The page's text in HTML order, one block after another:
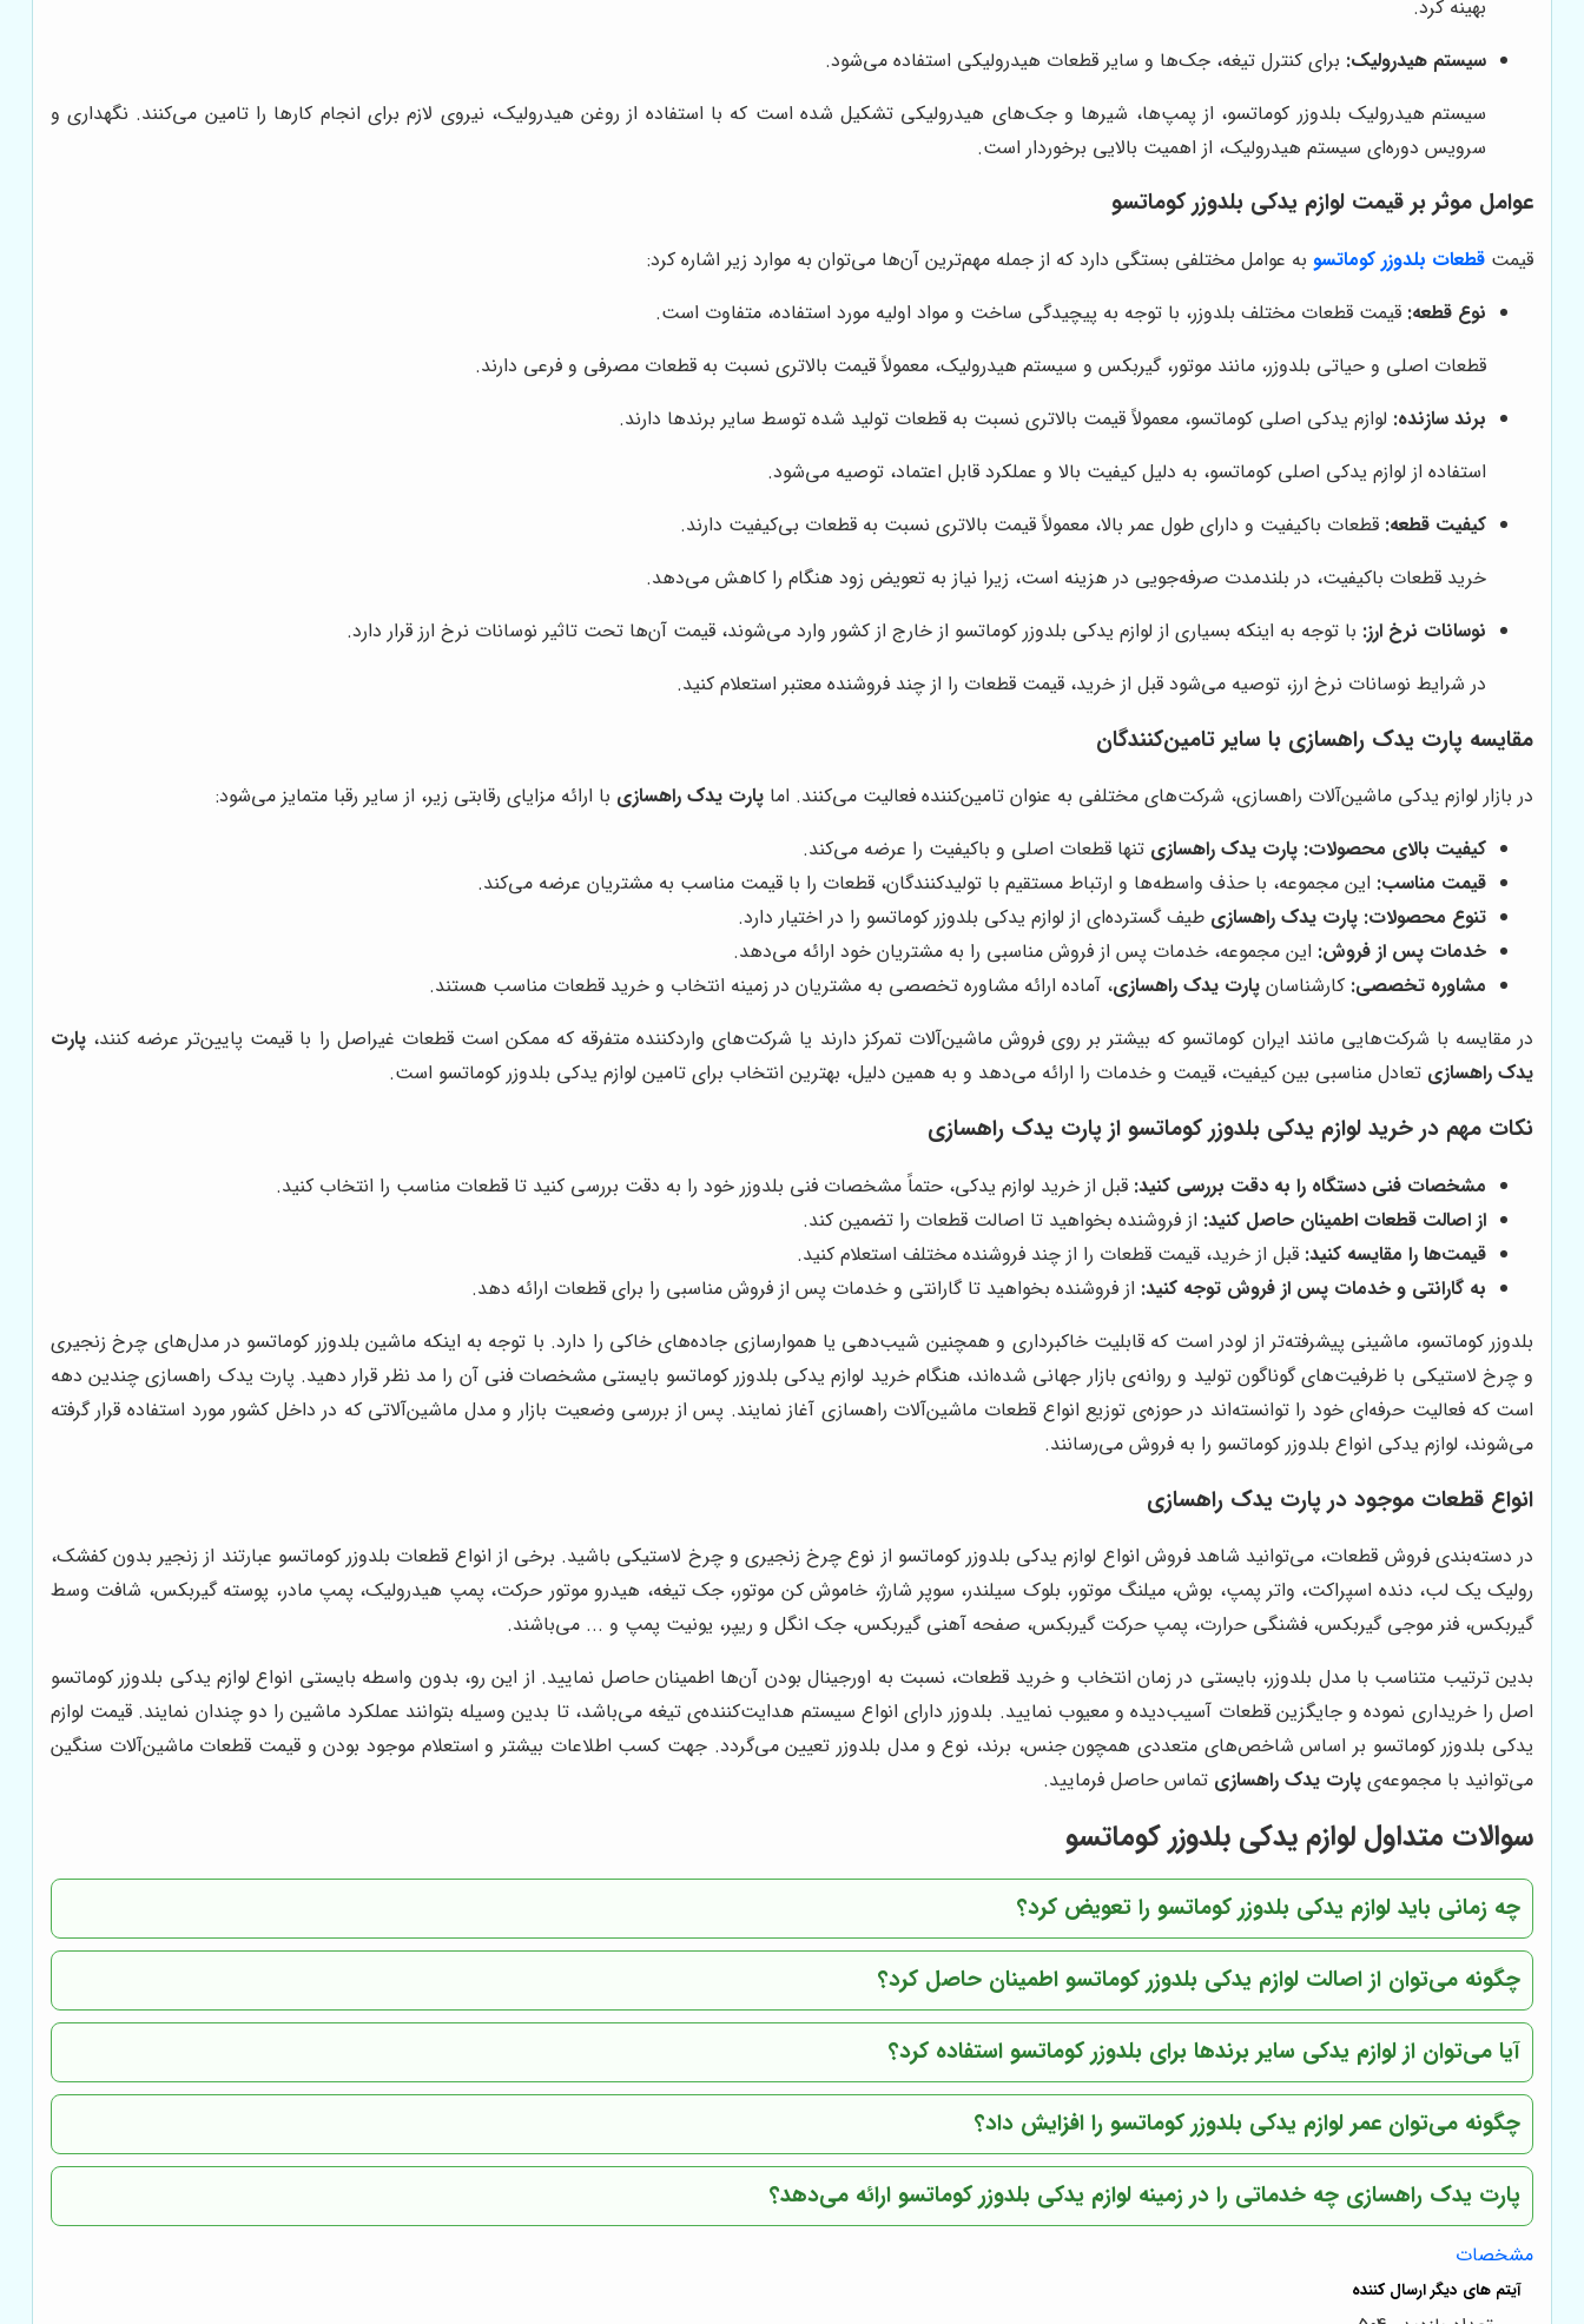
بهینه کرد.
سیستم هیدرولیک: برای کنترل تیغه، جک‌ها و سایر قطعات هیدرولیکی استفاده می‌شود.
سیستم هیدرولیک بلدوزر کوماتسو، از پمپ‌ها، شیرها و جک‌های هیدرولیکی تشکیل شده است که با استفاده از روغن هیدرولیک، نیروی لازم برای انجام کارها را تامین می‌کنند. نگهداری و
سرویس دوره‌ای سیستم هیدرولیک، از اهمیت بالایی برخوردار است.
عوامل موثر بر قیمت لوازم یدکی بلدوزر کوماتسو
قیمت قطعات بلدوزر کوماتسوبه عوامل مختلفی بستگی دارد که از جمله مهم‌ترین آن‌ها می‌توان به موارد زیر اشاره کرد:
نوع قطعه: قیمت قطعات مختلف بلدوزر، با توجه به پیچیدگی ساخت و مواد اولیه مورد استفاده، متفاوت است.
قطعات اصلی و حیاتی بلدوزر، مانند موتور، گیربکس و سیستم هیدرولیک، معمولاً قیمت بالاتری نسبت به قطعات مصرفی و فرعی دارند.
برند سازنده: لوازم یدکی اصلی کوماتسو، معمولاً قیمت بالاتری نسبت به قطعات تولید شده توسط سایر برندها دارند.
استفاده از لوازم یدکی اصلی کوماتسو، به دلیل کیفیت بالا و عملکرد قابل اعتماد، توصیه می‌شود.
کیفیت قطعه: قطعات باکیفیت و دارای طول عمر بالا، معمولاً قیمت بالاتری نسبت به قطعات بی‌کیفیت دارند.
خرید قطعات باکیفیت، در بلندمدت صرفه‌جویی در هزینه است، زیرا نیاز به تعویض زود هنگام را کاهش می‌دهد.
نوسانات نرخ ارز: با توجه به اینکه بسیاری از لوازم یدکی بلدوزر کوماتسو از خارج از کشور وارد می‌شوند، قیمت آن‌ها تحت تاثیر نوسانات نرخ ارز قرار دارد.
در شرایط نوسانات نرخ ارز، توصیه می‌شود قبل از خرید، قیمت قطعات را از چند فروشنده معتبر استعلام کنید.
مقایسه پارت یدک راهسازی با سایر تامین‌کنندگان
در بازار لوازم یدکی ماشین‌آلات راهسازی، شرکت‌های مختلفی به عنوان تامین‌کننده فعالیت می‌کنند. اما پارت یدک راهسازی با ارائه مزایای رقابتی زیر، از سایر رقبا متمایز می‌شود:
کیفیت بالای محصولات: پارت یدک راهسازی تنها قطعات اصلی و باکیفیت را عرضه می‌کند.
قیمت مناسب: این مجموعه، با حذف واسطه‌ها و ارتباط مستقیم با تولیدکنندگان، قطعات را با قیمت مناسب به مشتریان عرضه می‌کند.
تنوع محصولات: پارت یدک راهسازی طیف گسترده‌ای از لوازم یدکی بلدوزر کوماتسو را در اختیار دارد.
خدمات پس از فروش: این مجموعه، خدمات پس از فروش مناسبی را به مشتریان خود ارائه می‌دهد.
مشاوره تخصصی: کارشناسان پارت یدک راهسازی، آماده ارائه مشاوره تخصصی به مشتریان در زمینه انتخاب و خرید قطعات مناسب هستند.
در مقایسه با شرکت‌هایی مانند ایران کوماتسو که بیشتر بر روی فروش ماشین‌آلات تمرکز دارند یا شرکت‌های واردکننده متفرقه که ممکن است قطعات غیراصل را با قیمت پایین‌تر عرضه کنند،پارت
یدک راهسازی تعادل مناسبی بین کیفیت، قیمت و خدمات را ارائه می‌دهد و به همین دلیل، بهترین انتخاب برای تامین لوازم یدکی بلدوزر کوماتسو است.
نکات مهم در خرید لوازم یدکی بلدوزر کوماتسو ازپارت یدک راهسازی
مشخصات فنی دستگاه را به دقت بررسی کنید: قبل از خرید لوازم یدکی، حتماً مشخصات فنی بلدوزر خود را به دقت بررسی کنید تا قطعات مناسب را انتخاب کنید.
از اصالت قطعات اطمینان حاصل کنید: از فروشنده بخواهید تا اصالت قطعات را تضمین کند.
قیمت‌ها را مقایسه کنید: قبل از خرید، قیمت قطعات را از چند فروشنده مختلف استعلام کنید.
به گارانتی و خدمات پس از فروش توجه کنید: از فروشنده بخواهید تا گارانتی و خدمات پس از فروش مناسبی را برای قطعات ارائه دهد.
بلدوزر کوماتسو، ماشینی پیشرفته‌تر از لودر است که قابلیت خاکبرداری و همچنین شیب‌دهی یا هموارسازی جاده‌های خاکی را دارد. با توجه به اینکه ماشین بلدوزر کوماتسو در مدل‌های چرخ زنجیری
و چرخ لاستیکی با ظرفیت‌های گوناگون تولید و روانه‌ی بازار جهانی شده‌اند، هنگام خرید لوازم یدکی بلدوزر کوماتسو بایستی مشخصات فنی آن را مد نظر قرار دهید. پارت یدک راهسازی چندین دهه
است که فعالیت حرفه‌ای خود را توانسته‌اند در حوزه‌ی توزیع انواع قطعات ماشین‌آلات راهسازی آغاز نمایند. پس از بررسی وضعیت بازار و مدل ماشین‌آلاتی که در داخل کشور مورد استفاده قرار گرفته
می‌شوند، لوازم یدکی انواع بلدوزر کوماتسو را به فروش می‌رسانند.
انواع قطعات موجود در پارت یدک راهسازی
در دسته‌بندی فروش قطعات، می‌توانید شاهد فروش انواع لوازم یدکی بلدوزر کوماتسو از نوع چرخ زنجیری و چرخ لاستیکی باشید. برخی از انواع قطعات بلدوزر کوماتسو عبارتند از زنجیر بدون کفشک،
رولیک یک لب، دنده اسپراکت، واتر پمپ، بوش، میلنگ موتور، بلوک سیلندر، سوپر شارژ، خاموش کن موتور، جک تیغه، هیدرو موتور حرکت، پمپ هیدرولیک، پمپ مادر، پوسته گیربکس، شافت وسط
گیربکس، فنر موجی گیربکس، فشنگی حرارت، پمپ حرکت گیربکس، صفحه آهنی گیربکس، جک انگل و ریپر، یونیت پمپ و ... می‌باشند.
بدین ترتیب متناسب با مدل بلدوزر، بایستی در زمان انتخاب و خرید قطعات، نسبت به اورجینال بودن آن‌ها اطمینان حاصل نمایید. از این رو، بدون واسطه بایستی انواع لوازم یدکی بلدوزر کوماتسو
اصل را خریداری نموده و جایگزین قطعات آسیب‌دیده و معیوب نمایید. بلدوزر دارای انواع سیستم هدایت‌کننده‌ی تیغه می‌باشد، تا بدین وسیله بتوانند عملکرد ماشین را دو چندان نمایند. قیمت لوازم
یدکی بلدوزر کوماتسو بر اساس شاخص‌های متعددی همچون جنس، برند، نوع و مدل بلدوزر تعیین می‌گردد. جهت کسب اطلاعات بیشتر و استعلام موجود بودن و قیمت قطعات ماشین‌آلات سنگین
می‌توانید با مجموعه‌ی پارت یدک راهسازی تماس حاصل فرمایید.
سوالات متداول لوازم یدکی بلدوزر کوماتسو
چه زمانی باید لوازم یدکی بلدوزر کوماتسو را تعویض کرد؟
چگونه می‌توان از اصالت لوازم یدکی بلدوزر کوماتسو اطمینان حاصل کرد؟
آیا می‌توان از لوازم یدکی سایر برندها برای بلدوزر کوماتسو استفاده کرد؟
چگونه می‌توان عمر لوازم یدکی بلدوزر کوماتسو را افزایش داد؟
پارت یدک راهسازی چه خدماتی را در زمینه لوازم یدکی بلدوزر کوماتسو ارائه می‌دهد؟
مشخصات